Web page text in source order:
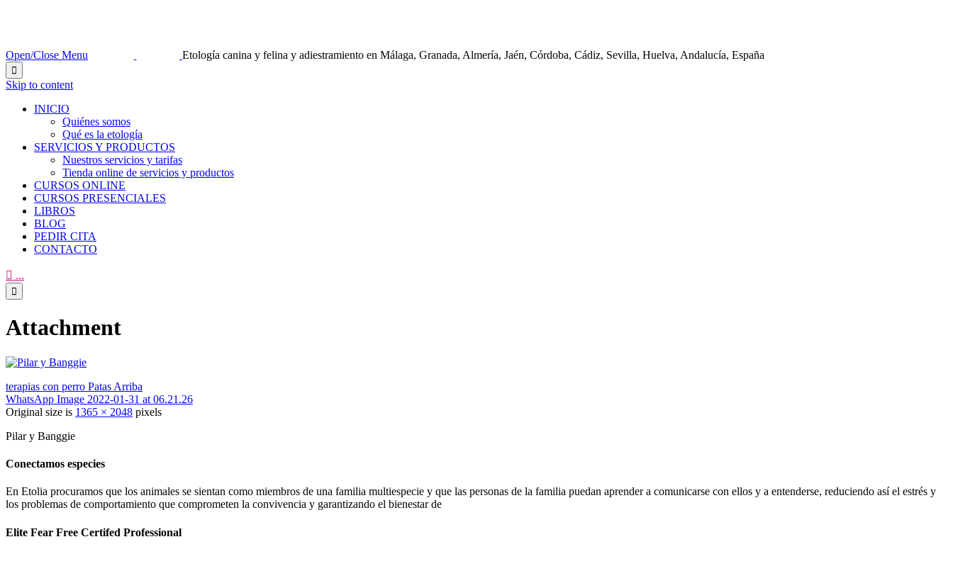
Open/Close Menu Etología canina y felina y adiestramiento en Málaga, Granada, Almería, Jaén, Córdoba, Cádiz, Sevilla, Huelva, Andalucía, España

Skip to content
INICIO
Quiénes somos
Qué es la etología
SERVICIOS Y PRODUCTOS
Nuestros servicios y tarifas
Tienda online de servicios y productos
CURSOS ONLINE
CURSOS PRESENCIALES
LIBROS
BLOG
PEDIR CITA
CONTACTO
 ...

Attachment
terapias con perro Patas Arriba
WhatsApp Image 2022-01-31 at 06.21.26
Original size is 1365 × 2048 pixels
Pilar y Banggie
Conectamos especies
En Etolia procuramos que los animales se sientan como miembros de una familia multiespecie y que las personas de la familia puedan aprender a comunicarse con ellos y a entenderse, reduciendo así el estrés y
los problemas de comportamiento que comprometen la convivencia y garantizando el bienestar de
Elite Fear Free Certifed Professional